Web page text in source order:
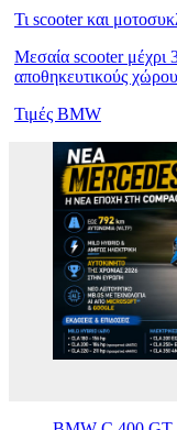
Τι scooter και
Μεσαία scooter μέχρι
αποθηκευτικούς
Τιμές BMW